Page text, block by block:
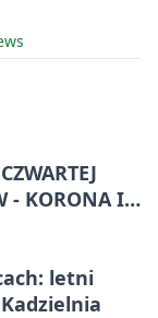
- KORONA III
letni